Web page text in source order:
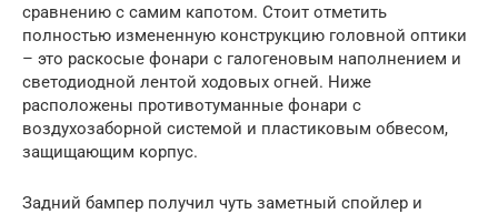
сравнению с самим капотом. Стоит отметить
полностью измененную конструкцию головной оптики
– это раскосые фонари с галогеновым наполнением и
светодиодной лентой ходовых огней. Ниже
расположены противотуманные фонари с
воздухозаборной системой и пластиковым обвесом,
защищающим корпус.
Задний бампер получил чуть заметный спойлер и